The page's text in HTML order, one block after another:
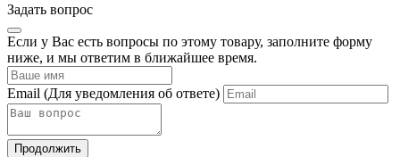
Задать вопрос
Если у Вас есть вопросы по этому товару, заполните форму
ниже, и мы ответим в ближайшее время.
Email (Для уведомления об ответе)
Продолжить